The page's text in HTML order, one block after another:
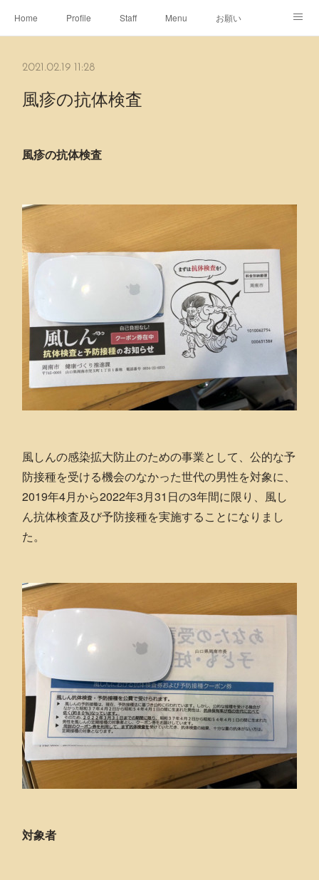
Home Profile Staff Menu お願い
2021.02.19 11:28
風疹の抗体検査
風疹の抗体検査
風しんの感染拡大防止のための事業として、公的な予
防接種を受ける機会のなかった世代の男性を対象に、
2019年4月から2022年3月31日の3年間に限り、風し
ん抗体検査及び予防接種を実施することになりまし
た。
対象者